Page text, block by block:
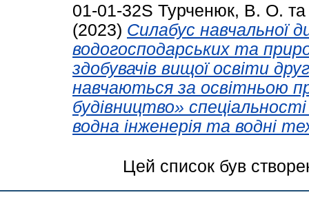
01-01-32S Турченюк, В. О.
(2023) Силабус навчальної
водогосподарських та
здобувачів вищої освіти
навчаються за освітньою
будівництво»
водна інженерія та водні
Цей список був